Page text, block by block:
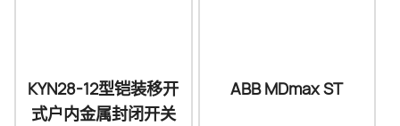
KYN28-12型铠装移开
式户内金属封闭开关
ABB MDmax ST